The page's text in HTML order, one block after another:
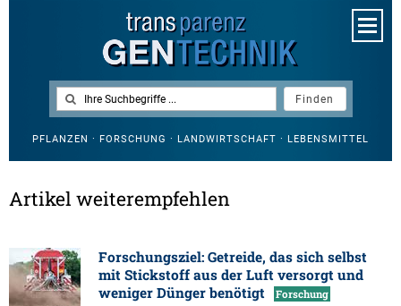
PFLANZEN · FORSCHUNG · LANDWIRTSCHAFT · LEBENSMITTEL
Artikel weiterempfehlen
Forschungsziel: Getreide, das sich selbst
mit Stickstoff aus der Luft versorgt und
weniger Dünger benötigt
Forschung